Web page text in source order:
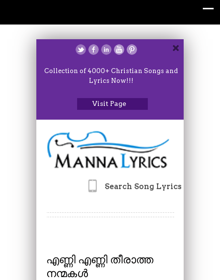
Collection of 4000+ Christian Songs and
Lyrics Now!!!
Visit Page
Search Song Lyrics
എണ്ണി എണ്ണി തീരാത്ത
നന്മകൾ